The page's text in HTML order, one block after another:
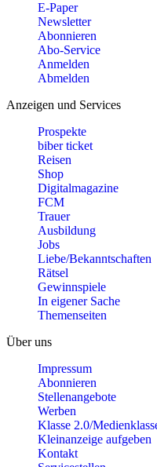
E-Paper
Newsletter
Abonnieren
Abo-Service
Anmelden
Abmelden
Anzeigen und Services
Prospekte
biber ticket
Reisen
Shop
Digitalmagazine
FCM
Trauer
Ausbildung
Jobs
Liebe/Bekanntschaften
Rätsel
Gewinnspiele
In eigener Sache
Themenseiten
Über uns
Impressum
Abonnieren
Stellenangebote
Werben
Klasse 2.0/
Kleinanzeige aufgeben
Kontakt